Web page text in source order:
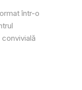
într-o